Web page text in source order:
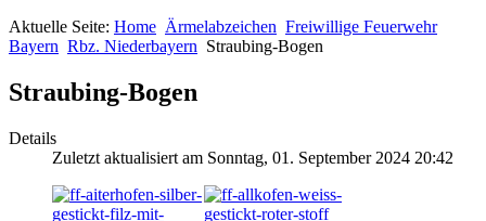
Aktuelle Seite: Home Ärmelabzeichen Freiwillige Feuerwehr
Bayern Rbz. Niederbayern Straubing-Bogen
Straubing-Bogen
Details
Zuletzt aktualisiert am Sonntag, 01. September 2024 20:42